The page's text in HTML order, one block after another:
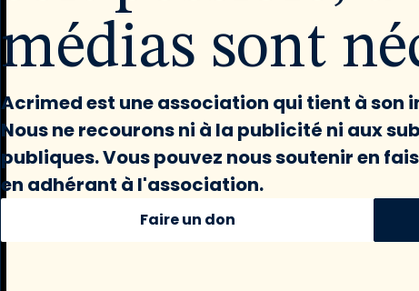
médias sont
Acrimed est une association qui tient à son
Nous ne recourons ni à la publicité ni aux
publiques. Vous pouvez nous soutenir en
en adhérant à l'association.
Faire un don